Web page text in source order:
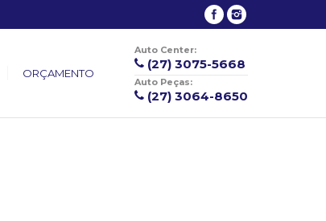
ORÇAMENTO
Auto Center:
(27) 3075-5668
Auto Peças:
(27) 3064-8650